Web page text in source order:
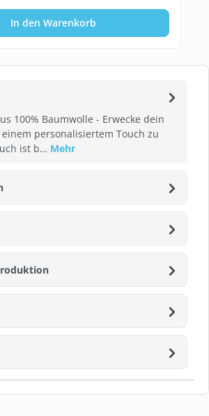
100% Baumwolle - Erwecke dein
personalisiertem Touch zu
ist b… Mehr
In den Warenkorb